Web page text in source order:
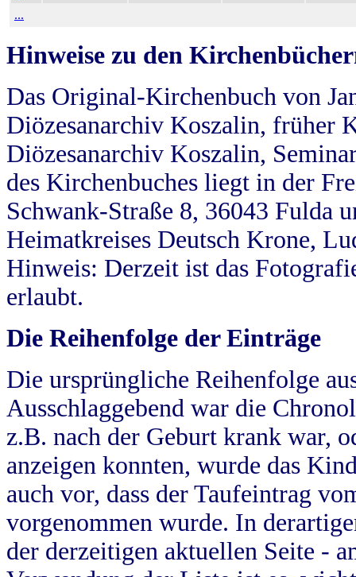
...
Hinweise zu den
Das Original-Kirchenbuch von
Diözesanarchiv Koszalin, früher
Diözesanarchiv Koszalin,
des Kirchenbuches liegt in der
Schwank-Straße 8, 36043 Fulda
Heimatkreises Deutsch Krone,
Hinweis: Derzeit ist das
erlaubt.
Die Reihenfolge der Einträge
Die ursprüngliche Reihenfolge
Ausschlaggebend war die
z.B. nach der Geburt krank war,
anzeigen konnten, wurde das
auch vor, dass der Taufeintrag
vorgenommen wurde. In
der derzeitigen aktuellen Seite -